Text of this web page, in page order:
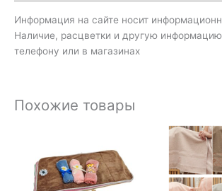
Информация на сайте носит
Наличие, расцветки и другую
телефону или в магазинах
Похожие товары
110₽
–
610₽